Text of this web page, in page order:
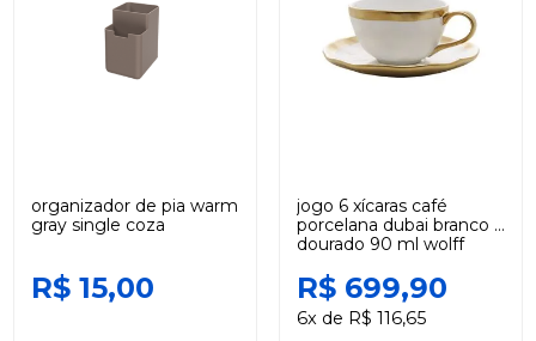
organizador de pia warm
gray single coza
R$ 15,00
jogo 6 xícaras café
porcelana dubai branco e
dourado 90 ml wolff
R$ 699,90
6x de R$ 116,65